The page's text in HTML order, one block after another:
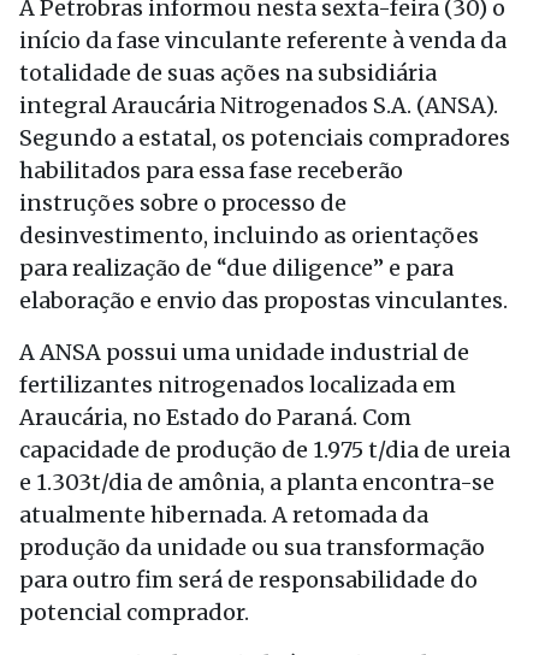
A Petrobras informou nesta sexta-feira (30) o
início da fase vinculante referente à venda da
totalidade de suas ações na subsidiária
integral Araucária Nitrogenados S.A. (ANSA).
Segundo a estatal, os potenciais compradores
habilitados para essa fase receberão
instruções sobre o processo de
desinvestimento, incluindo as orientações
para realização de “due diligence” e para
elaboração e envio das propostas vinculantes.
A ANSA possui uma unidade industrial de
fertilizantes nitrogenados localizada em
Araucária, no Estado do Paraná. Com
capacidade de produção de 1.975 t/dia de ureia
e 1.303t/dia de amônia, a planta encontra-se
atualmente hibernada. A retomada da
produção da unidade ou sua transformação
para outro fim será de responsabilidade do
potencial comprador.